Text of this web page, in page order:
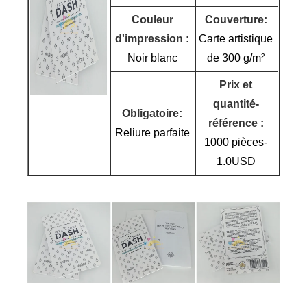
Couleur
d'impression :
Noir blanc
Couverture:
Carte artistique
de 300 g/m²
Obligatoire:
Reliure parfaite
Prix ​​et
quantité-
référence :
1000 pièces-
1.0USD